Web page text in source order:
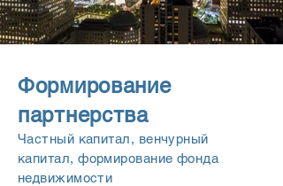
Формирование
партнерства
Частный капитал, венчурный
капитал, формирование фонда
недвижимости